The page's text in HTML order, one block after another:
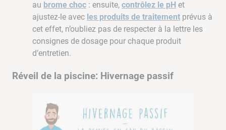
au brome choc : ensuite, contrôlez le pH et
ajustez-le avec les produits de traitement prévus à
cet effet, n’oubliez pas de respecter à la lettre les
consignes de dosage pour chaque produit
d’entretien.
Réveil de la piscine: Hivernage passif